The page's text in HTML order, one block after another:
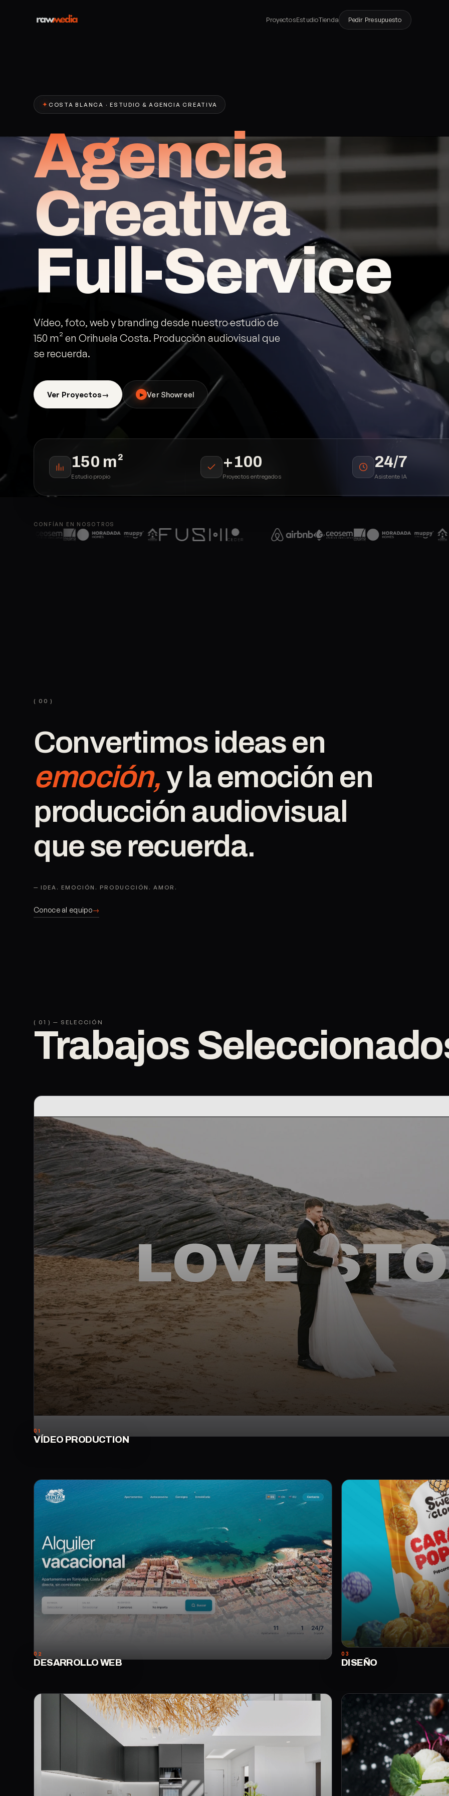
ProyectosEstudioTienda Pedir Presupuesto
✦ COSTA BLANCA · ESTUDIO & AGENCIA CREATIVA
Agencia
Creativa
Full-Service
Vídeo, foto, web y branding desde nuestro estudio de
150 m² en Orihuela Costa. Producción audiovisual que
se recuerda.
Ver Proyectos ▶ Ver Showreel
150 m²
Estudio propio
+100
Proyectos entregados
24/7
Asistente IA
CONFÍAN EN NOSOTROS
( 00 )
Convertimos ideasen
emoción,y laemoción en
producción audiovisual
quese recuerda.
— IDEA. EMOCIÓN. PRODUCCIÓN. AMOR.
Conoce al equipo
( 01 ) — SELECCIÓN
Trabajos
01
VÍDEO PRODUCTION
02
DESARROLLO WEB
03
DISEÑO